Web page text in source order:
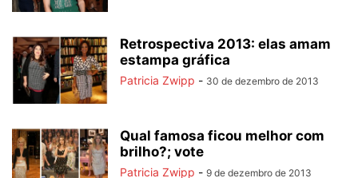
Retrospectiva 2013: elas amam
estampa gráfica
Patricia Zwipp - 30 de dezembro de 2013
Qual famosa ficou melhor com
brilho?; vote
Patricia Zwipp - 9 de dezembro de 2013